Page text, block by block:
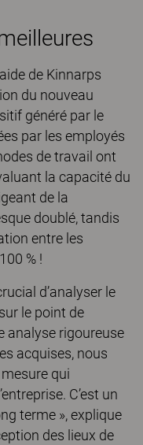
de Kinnarps
du nouveau
généré par le
par les employés
de travail ont
la capacité du
de la
doublé, tandis
entre les
% !
d’analyser le
le point de
analyse rigoureuse
acquises, nous
qui
C’est un
terme », explique
des lieux de